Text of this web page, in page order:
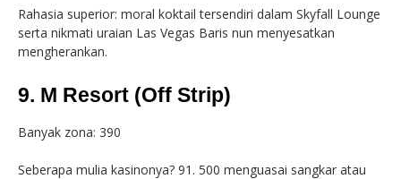
Rahasia superior: moral koktail tersendiri dalam Skyfall Lounge
serta nikmati uraian Las Vegas Baris nun menyesatkan
mengherankan.
9. M Resort (Off Strip)
Banyak zona: 390
Seberapa mulia kasinonya? 91. 500 menguasai sangkar atau